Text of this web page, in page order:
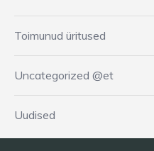
Toimunud üritused
Uncategorized @et
Uudised